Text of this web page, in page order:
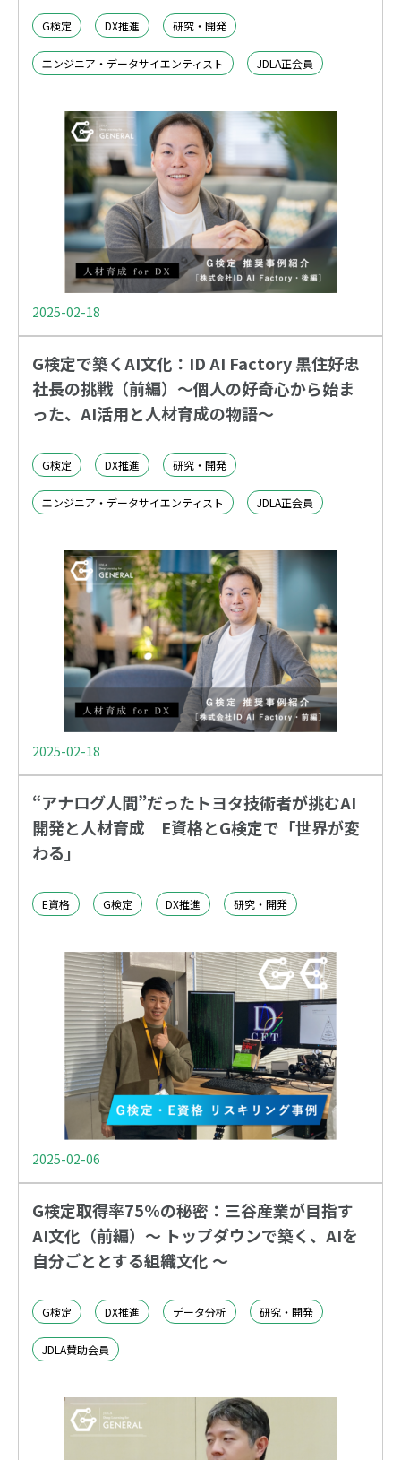
G検定 DX推進 研究・開発
エンジニア・データサイエンティスト JDLA正会員
2025-02-18
G検定で築くAI文化：ID AI Factory 黒住好忠
社長の挑戦（前編）〜個人の好奇心から始ま
った、AI活用と人材育成の物語〜
G検定 DX推進 研究・開発
エンジニア・データサイエンティスト JDLA正会員
2025-02-18
“アナログ人間”だったトヨタ技術者が挑むAI
開発と人材育成 E資格とG検定で「世界が変
わる」
E資格 G検定 DX推進 研究・開発
2025-02-06
​G検定取得率75%の秘密：三谷産業が目指す
AI文化（前編）〜 トップダウンで築く、AIを
自分ごととする組織文化 〜
G検定 DX推進 データ分析 研究・開発
JDLA賛助会員